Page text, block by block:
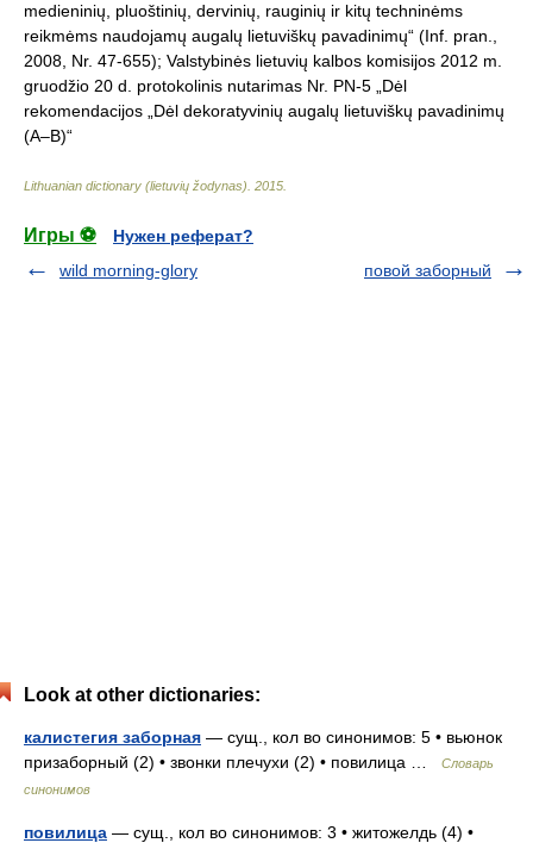
medieninių, pluoštinių, dervinių, rauginių ir kitų techninėms
reikmėms naudojamų augalų lietuviškų pavadinimų“ (Inf. pran.,
2008, Nr. 47-655); Valstybinės lietuvių kalbos komisijos 2012 m.
gruodžio 20 d. protokolinis nutarimas Nr. PN-5 „Dėl
rekomendacijos „Dėl dekoratyvinių augalų lietuviškų pavadinimų
(A–B)“
Lithuanian dictionary (lietuvių žodynas) 2015
Игры ⚽
Нужен реферат?
wild morning-glory
повой заборный
Look at other dictionaries:
калистегия заборная — сущ., кол во синонимов: 5 • вьюнок
призаборный (2) • звонки плечухи (2) • повилица …
Словарь
синонимов
повилица — сущ., кол во синонимов: 3 • житожелдь (4) •